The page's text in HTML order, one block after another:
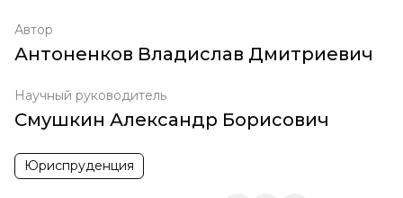
Автор
Антоненков Владислав Дмитриевич
Научный руководитель
Смушкин Александр Борисович
Юриспруденция